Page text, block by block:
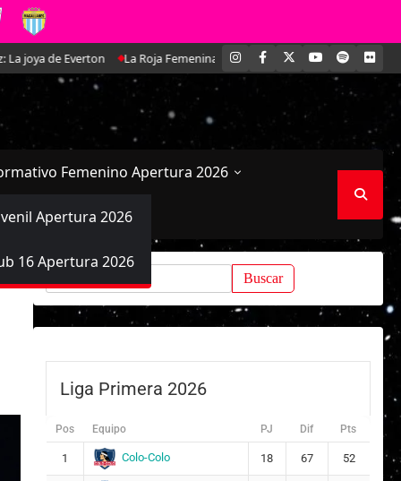
La Roja Femenina Sub-17 enfrentará a Argentina en doble
INSTAGRAM
FACEBOOK YOUTUBE
SPOTIFY
Femenino Apertura 2026
Apertura 2026
16 Apertura 2026
Buscar:
Liga Primera 2026
Pos Equipo PJ Dif Pts
1 Colo-Colo 18 67 52